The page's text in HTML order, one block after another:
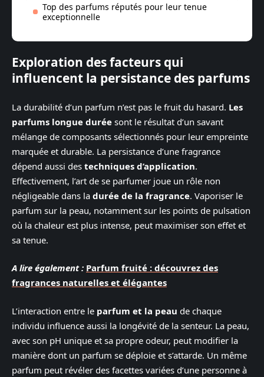
Top des parfums réputés pour leur tenue
exceptionnelle
Exploration des facteurs qui
influencent la persistance des parfums
La durabilité d’un parfum n’est pas le fruit du hasard. Les
parfums longue durée sont le résultat d’un savant
mélange de composants sélectionnés pour leur empreinte
marquée et durable. La persistance d’une fragrance
dépend aussi des techniques d’application.
Effectivement, l’art de se parfumer joue un rôle non
négligeable dans la durée de la fragrance. Vaporiser le
parfum sur la peau, notamment sur les points de pulsation
où la chaleur est plus intense, peut maximiser son effet et
sa tenue.
A lire également : Parfum fruité : découvrez des
fragrances naturelles et élégantes
L’interaction entre le parfum et la peau de chaque
individu influence aussi la longévité de la senteur. La peau,
avec son pH unique et sa propre odeur, peut modifier la
manière dont un parfum se déploie et s’attarde. Un même
parfum peut révéler des facettes variées d’une personne à